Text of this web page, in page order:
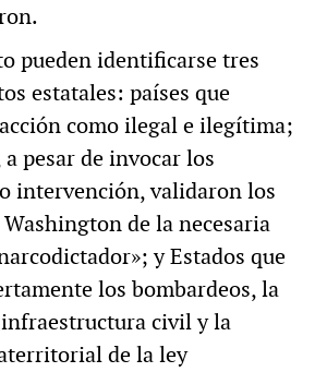
pueden identificarse tres
estatales: países que
como ilegal e ilegítima;
pesar de invocar los
intervención, validaron los
de la necesaria
y Estados que
los bombardeos, la
civil y la
de la ley